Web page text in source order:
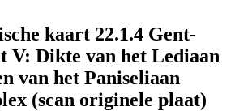
kaart 22.1.4 Gent-
V: Dikte van het Lediaan
van het Paniseliaan
(scan originele plaat)